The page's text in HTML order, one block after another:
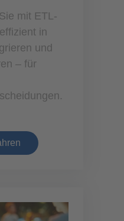
mit ETL-
in
und
– für